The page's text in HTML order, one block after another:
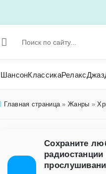
ШансонКлассикаРелаксДжаз
Главная страница»Жанры »
Сохраните